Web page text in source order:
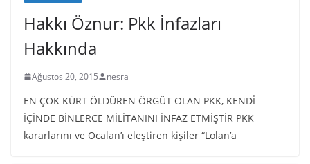
Hakkı Öznur: Pkk İnfazları
Hakkında
Ağustos 20, 2015 nesra
EN ÇOK KÜRT ÖLDÜREN ÖRGÜT OLAN PKK, KENDİ
İÇİNDE BİNLERCE MİLİTANINI İNFAZ ETMİŞTİR PKK
kararlarını ve Öcalan’ı eleştiren kişiler “Lolan’a